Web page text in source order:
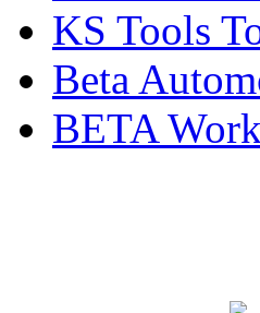
KS Tools
Beta
BETA